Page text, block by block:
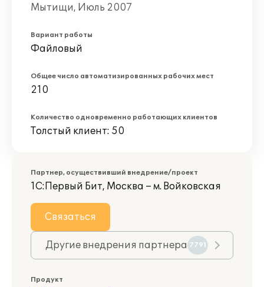
Мытищи, Июль 2007
Вариант работы
Файловый
Общее число автоматизированных рабочих мест
210
Количество одновременно работающих клиентов
Толстый клиент: 50
Партнер, осуществивший внедрение/проект
1С:Первый Бит, Москва – м. Войковская
Связаться
Другие внедрения партнера 7791
Продукт